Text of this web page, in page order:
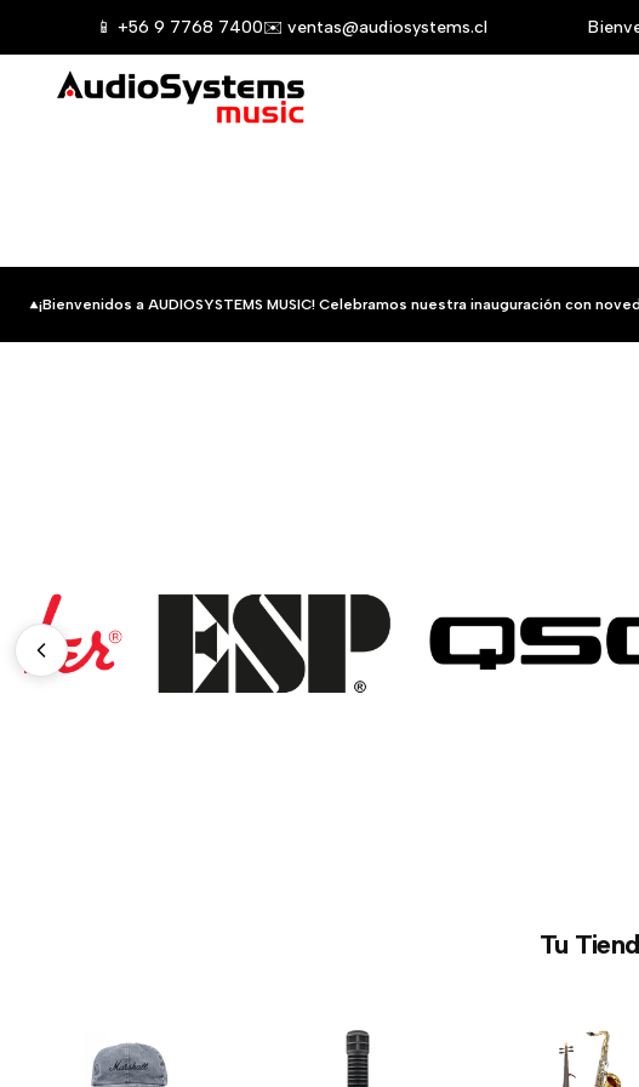
📱 +56 9 7768 7400✉️ ventas@audiosystems.cl
¡Bienvenidos a AUDIOSYSTEMS MUSIC! Celebramos nuestra inauguración con
Tu